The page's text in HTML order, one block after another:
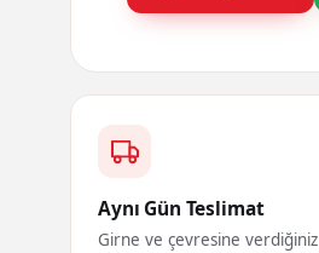
Aynı Gün Teslimat
Girne ve çevresine verdiğiniz